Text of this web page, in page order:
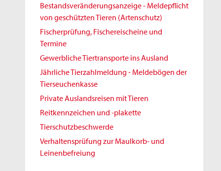
Bestandsveränderungsanzeige - Meldepflicht
von geschützten Tieren (Artenschutz)
Fischerprüfung, Fischereischeine und
Termine
Gewerbliche Tiertransporte ins Ausland
Jährliche Tierzahlmeldung - Meldebögen der
Tierseuchenkasse
Private Auslandsreisen mit Tieren
Reitkennzeichen und -plakette
Tierschutzbeschwerde
Verhaltensprüfung zur Maulkorb- und
Leinenbefreiung